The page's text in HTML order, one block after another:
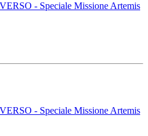
- Speciale Missione Artemis
- Speciale Missione Artemis